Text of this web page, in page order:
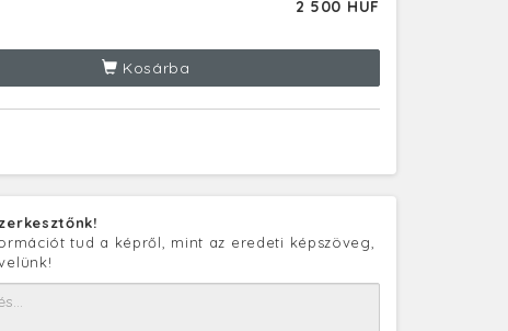
2 500 HUF
Kosárba
tud a képről, mint az eredeti képszöveg,